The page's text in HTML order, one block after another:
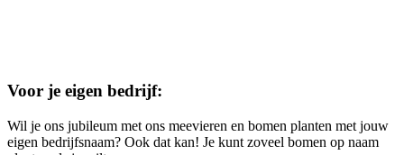
Voor je eigen bedrijf:
Wil je ons jubileum met ons meevieren en bomen planten met jouw
eigen bedrijfsnaam? Ook dat kan! Je kunt zoveel bomen op naam